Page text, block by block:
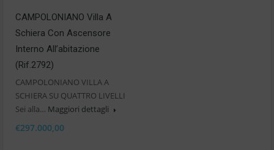
CAMPOLONIANO Villa A
Schiera Con Ascensore
Interno All’abitazione
(Rif.2792)
CAMPOLONIANO VILLA A
SCHIERA SU QUATTRO LIVELLI
Sei alla… Maggiori dettagli
€297.000,00